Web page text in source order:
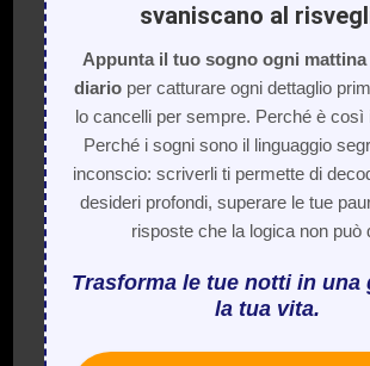
svaniscano al
Appunta il tuo sogno ogni
diarioper catturare ogni dettaglio
lo cancelli per sempre. Perché è così
Perché i sogni sono il linguaggio
inconscio: scriverli ti permette di
desideri profondi, superare le tue
risposte che la logica non può
Trasforma le tue notti in una
la tua vita.